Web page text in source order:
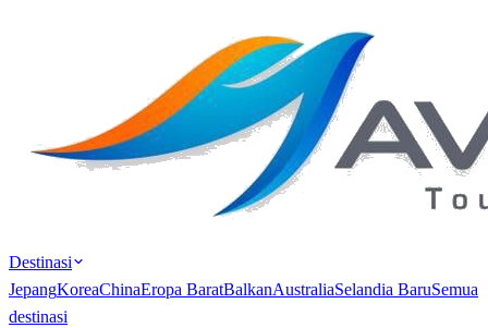
Destinasi
JepangKoreaChinaEropa BaratBalkanAustraliaSelandia BaruSemua
destinasi